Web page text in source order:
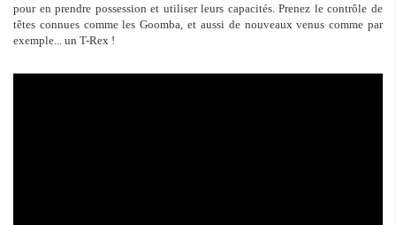
pour en prendre possession et utiliser leurs capacités. Prenez le contrôle de
têtes connues comme les Goomba, et aussi de nouveaux venus comme par
exemple... un T-Rex !